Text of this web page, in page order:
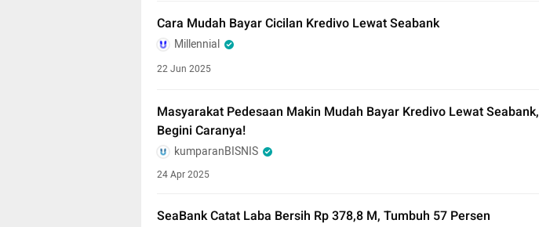
Cara Mudah Bayar Cicilan Kredivo Lewat Seabank
Millennial
22 Jun 2025
Masyarakat Pedesaan Makin Mudah Bayar Kredivo Lewat Seabank,
Begini Caranya!
kumparanBISNIS
24 Apr 2025
SeaBank Catat Laba Bersih Rp 378,8 M, Tumbuh 57 Persen